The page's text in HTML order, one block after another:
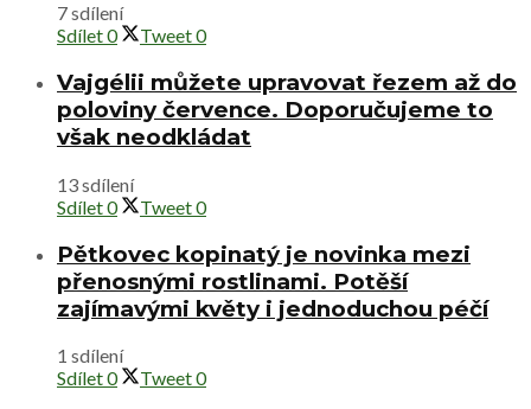
7 sdílení
Sdílet0 Tweet0
Vajgélii můžete upravovat řezem až do
poloviny července. Doporučujeme to
však neodkládat
13 sdílení
Sdílet0 Tweet0
Pětkovec kopinatý je novinka mezi
přenosnými rostlinami. Potěší
zajímavými květy i jednoduchou péčí
1 sdílení
Sdílet0 Tweet0